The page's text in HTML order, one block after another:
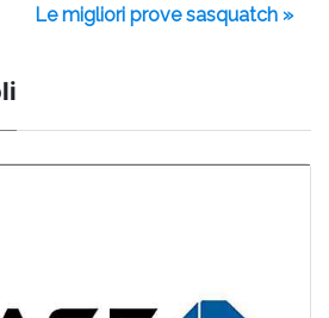
Le migliori prove sasquatch »